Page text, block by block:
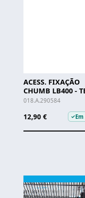
ACESS. FIXAÇÃO
CHUMB LB400 -
(enc.min.2)
018.A.290584
12,90 € ✓